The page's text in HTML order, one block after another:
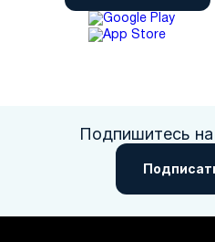
Подпишитесь